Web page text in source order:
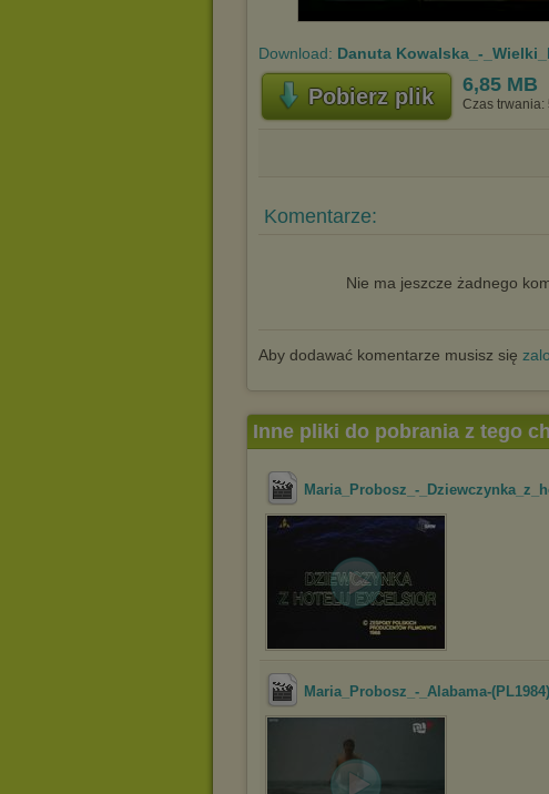
Download: Danuta Kowalska_-
Pobierz plik 6,85 MB
Czas trwania:
Komentarze:
Nie ma jeszcze żadnego
Aby dodawać komentarze musisz się
Inne pliki do pobrania z tego
Maria_Probosz_-
Maria_Probosz_-_Alabama-